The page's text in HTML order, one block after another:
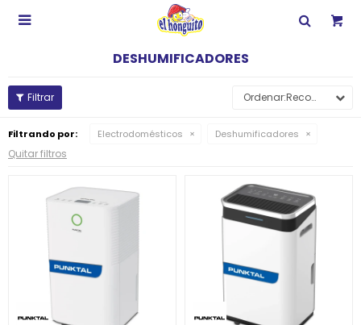

DESHUMIFICADORES
Recomendados
Filtrando por: Electrodomésticos Deshumificadores
Quitar filtros